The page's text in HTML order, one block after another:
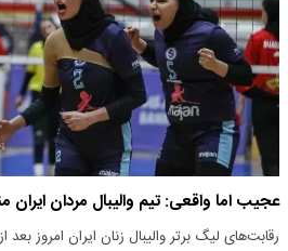
عجیب اما واقعی: تیم والیبال مردان
رقابت‌های لیگ برتر والیبال زنان ایران امروز